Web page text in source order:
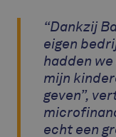
“Dankzij
eigen
hadden
mijn
geven”,
echt een